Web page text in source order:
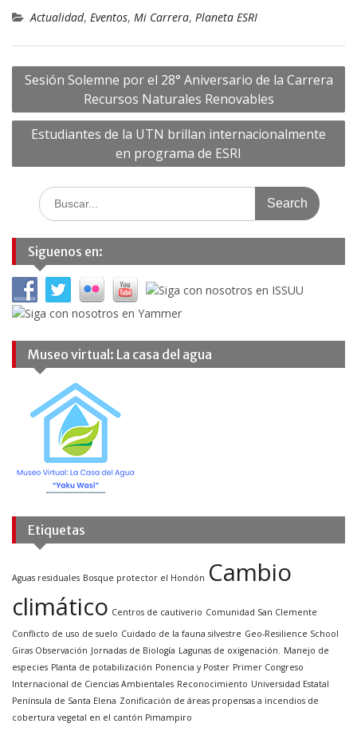
Actualidad, Eventos, Mi Carrera, Planeta ESRI
Navegación
entradas
Sesión Solemne por el 28° Aniversario de la Carrera
Recursos Naturales Renovables
Estudiantes de la UTN brillan internacionalmente
en programa de ESRI
Search
for:
Siguenos en:
Museo virtual: La casa del agua
Etiquetas
Aguas residuales Bosque protector el Hondón Cambio
climático Centros de cautiverio Comunidad San Clemente
Conflicto de uso de suelo Cuidado de la fauna silvestre Geo-Resilience School
Giras Observación Jornadas de Biología Lagunas de oxigenación. Manejo de
especies Planta de potabilización Ponencia y Poster Primer Congreso
Internacional de Ciencias Ambientales Reconocimiento Universidad Estatal
Península de Santa Elena Zonificación de áreas propensas a incendios de
cobertura vegetal en el cantón Pimampiro